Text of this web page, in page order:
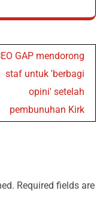
GAP mendorong
staf untuk 'berbagi
opini' setelah
pembunuhan Kirk
Required fields are